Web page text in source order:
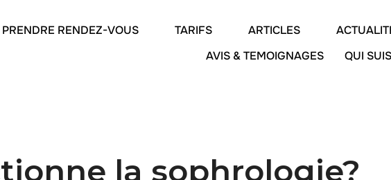
PRENDRE RENDEZ-VOUS TARIFS ARTICLES
AVIS & TEMOIGNAGES
QUI
la sophrologie?